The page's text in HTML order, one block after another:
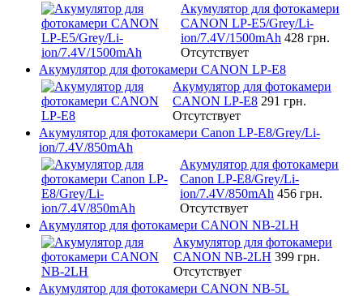
Акумулятор для фотокамери
CANON LP-E5/Grey/Li-
ion/7.4V/1500mAh 428 грн.
Отсутствует
Акумулятор для фотокамери CANON LP-E8
Акумулятор для фотокамери
CANON LP-E8 291 грн.
Отсутствует
Акумулятор для фотокамери Canon LP-E8/Grey/Li-
ion/7.4V/850mAh
Акумулятор для фотокамери
Canon LP-E8/Grey/Li-
ion/7.4V/850mAh 456 грн.
Отсутствует
Акумулятор для фотокамери CANON NB-2LH
Акумулятор для фотокамери
CANON NB-2LH 399 грн.
Отсутствует
Акумулятор для фотокамери CANON NB-5L